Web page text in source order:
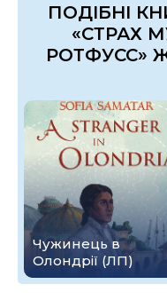
ПОДІБНІ
«СТРАХ
РОТФУСС»
Чужинець в
Олондрії (ЛП)